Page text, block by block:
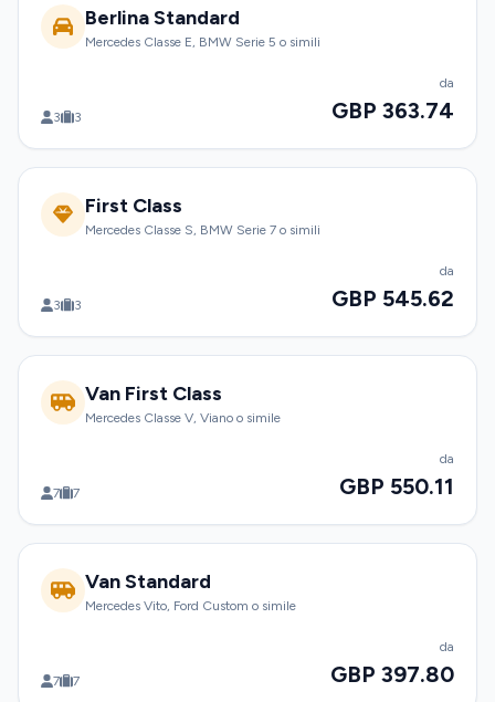
Berlina Standard
Mercedes Classe E, BMW Serie 5 o simili
3 3
da
GBP 363.74
First Class
Mercedes Classe S, BMW Serie 7 o simili
3 3
da
GBP 545.62
Van First Class
Mercedes Classe V, Viano o simile
7 7
da
GBP 550.11
Van Standard
Mercedes Vito, Ford Custom o simile
7 7
da
GBP 397.80